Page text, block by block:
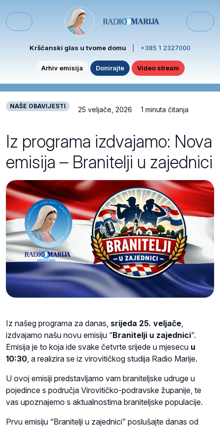
Menu
Kršćanski glas u tvome domu +385 1 2327000
Arhiv emisija Donirajte Video stream
NAŠE OBAVIJESTI 25 veljače, 2026 1 minuta čitanja
Iz programa izdvajamo: Nova
emisija – Branitelji u zajednici
Iz našeg programa za danas, srijeda 25. veljače
izdvajamo našu novu emisiju “Branitelji u zajednici“.
Emisija je to koja ide svake četvrte srijede u mjesecu u
10:30 , a realizira se iz virovitičkog studija Radio Marije.
U ovoj emisiji predstavljamo vam braniteljske udruge u
pojedince s područja Virovitičko-podravske županije, te
vas upoznajemo s aktualnostima braniteljske populacije.
Prvu emisiju “Branitelji u zajednici” poslušajte danas od